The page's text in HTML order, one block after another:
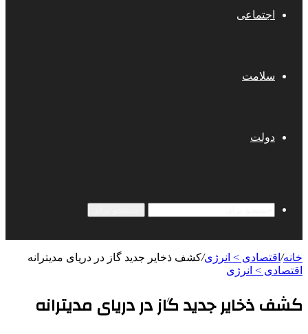
اجتماعی
سلامت
دولت
خانه/ اقتصادی > انرژی/کشف ذخایر جدید گاز در دریای مدیترانه
اقتصادی > انرژی
کشف ذخایر جدید گاز در دریای مدیترانه